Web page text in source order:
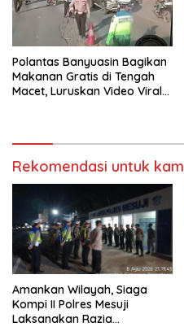
Polantas Banyuasin Bagikan
Makanan Gratis di Tengah
Macet, Luruskan Video Viral
Rekomendasi untuk
Amankan Wilayah, Siaga
Kompi II Polres Mesuji
Laksanakan Razia